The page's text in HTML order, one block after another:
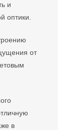
и
оптики.
от
в